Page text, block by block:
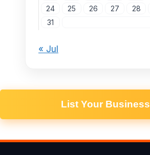
24
25 26 27 28
31
« Jul
List Your Business